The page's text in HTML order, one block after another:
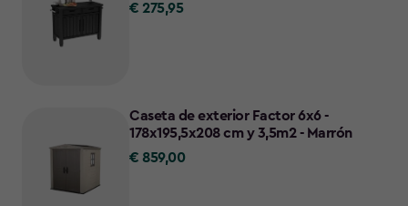
€
€ 275,95
Caseta de exterior Factor 6x6 -
178x195,5x208 cm y 3,5m2 - Marrón
€
€ 859,00